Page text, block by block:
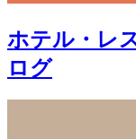
ホテル・レ
ログ